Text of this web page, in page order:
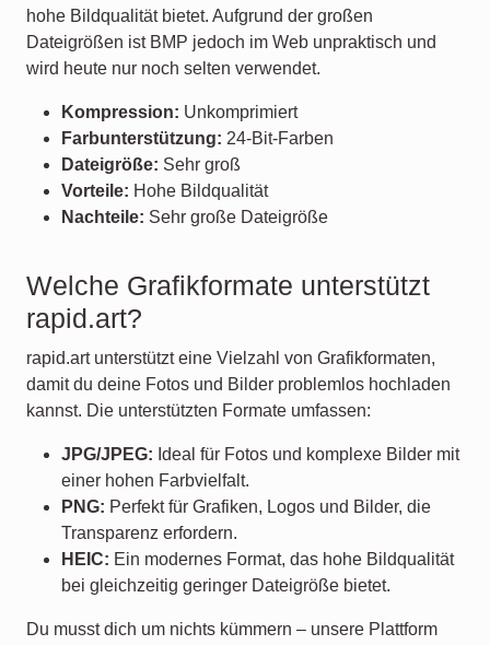
hohe Bildqualität bietet. Aufgrund der großen
Dateigrößen ist BMP jedoch im Web unpraktisch und
wird heute nur noch selten verwendet.
Kompression: Unkomprimiert
Farbunterstützung: 24-Bit-Farben
Dateigröße: Sehr groß
Vorteile: Hohe Bildqualität
Nachteile: Sehr große Dateigröße
Welche Grafikformate unterstützt
rapid.art?
rapid.art unterstützt eine Vielzahl von Grafikformaten,
damit du deine Fotos und Bilder problemlos hochladen
kannst. Die unterstützten Formate umfassen:
JPG/JPEG: Ideal für Fotos und komplexe Bilder mit
einer hohen Farbvielfalt.
PNG: Perfekt für Grafiken, Logos und Bilder, die
Transparenz erfordern.
HEIC: Ein modernes Format, das hohe Bildqualität
bei gleichzeitig geringer Dateigröße bietet.
Du musst dich um nichts kümmern – unsere Plattform